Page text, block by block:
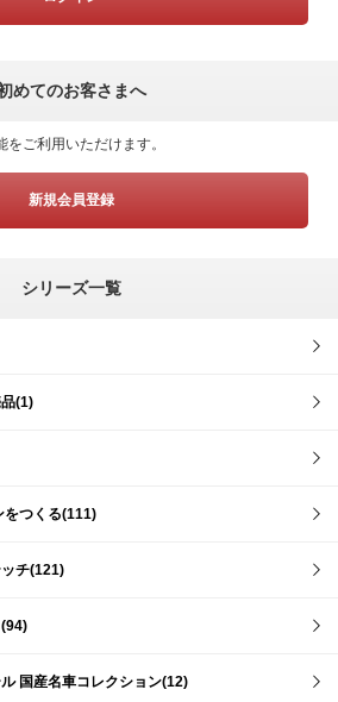
めてのお客さまへ
ご利用いただけます。
新規会員登録
シリーズ一覧
(1)
をつくる(111)
チ(121)
国産名車コレクション(12)